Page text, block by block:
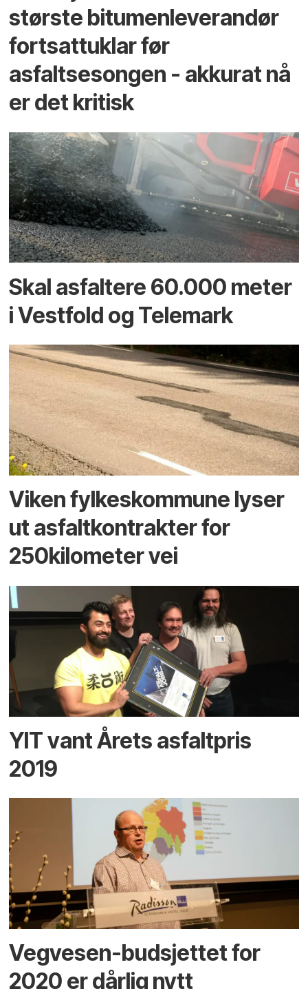
største bitumenleverandør
fortsattuklar før
asfaltsesongen - akkurat nå
er det kritisk
Skal asfaltere 60.000 meter
i Vestfold og Telemark
Viken fylkeskommune lyser
ut asfaltkontrakter for
250kilometer vei
YIT vant Årets asfaltpris
2019
Vegvesen-budsjettet for
2020 er dårlig nytt